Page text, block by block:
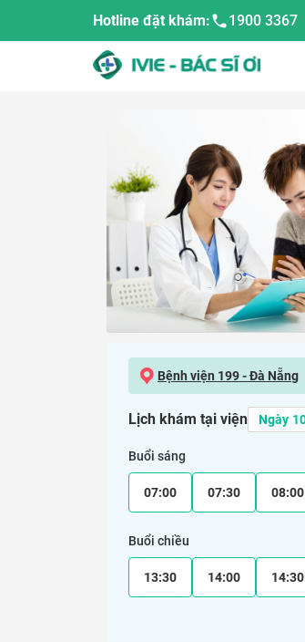
Hotline đặt khám: 1900 3367
Bệnh viện 199 - Đà Nẵng
Lịch khám tại viện
Buổi sáng
07:00 07:30 08:00
Buổi chiều
13:30 14:00 14:30